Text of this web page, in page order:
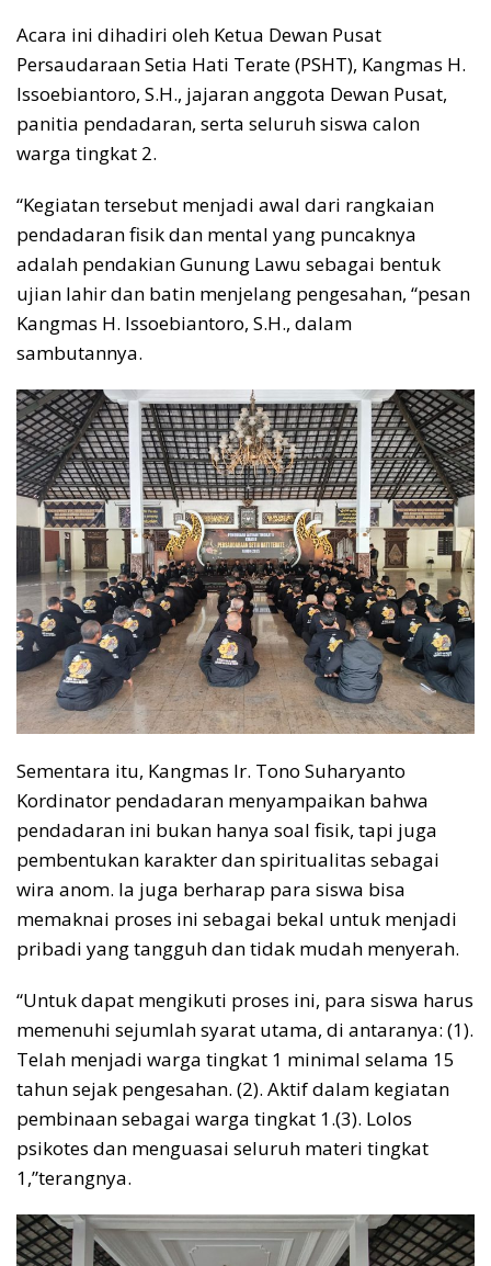
Acara ini dihadiri oleh Ketua Dewan Pusat
Persaudaraan Setia Hati Terate (PSHT), Kangmas H.
Issoebiantoro, S.H., jajaran anggota Dewan Pusat,
panitia pendadaran, serta seluruh siswa calon
warga tingkat 2.
“Kegiatan tersebut menjadi awal dari rangkaian
pendadaran fisik dan mental yang puncaknya
adalah pendakian Gunung Lawu sebagai bentuk
ujian lahir dan batin menjelang pengesahan, “pesan
Kangmas H. Issoebiantoro, S.H., dalam
sambutannya.
Sementara itu, Kangmas Ir. Tono Suharyanto
Kordinator pendadaran menyampaikan bahwa
pendadaran ini bukan hanya soal fisik, tapi juga
pembentukan karakter dan spiritualitas sebagai
wira anom. Ia juga berharap para siswa bisa
memaknai proses ini sebagai bekal untuk menjadi
pribadi yang tangguh dan tidak mudah menyerah.
“Untuk dapat mengikuti proses ini, para siswa harus
memenuhi sejumlah syarat utama, di antaranya: (1).
Telah menjadi warga tingkat 1 minimal selama 15
tahun sejak pengesahan. (2). Aktif dalam kegiatan
pembinaan sebagai warga tingkat 1.(3). Lolos
psikotes dan menguasai seluruh materi tingkat
1,”terangnya.